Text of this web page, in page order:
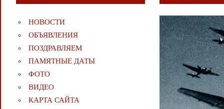
НОВОСТИ
ОБЪЯВЛЕНИЯ
ПОЗДРАВЛЯЕМ
ПАМЯТНЫЕ ДАТЫ
ФОТО
ВИДЕО
КАРТА САЙТА